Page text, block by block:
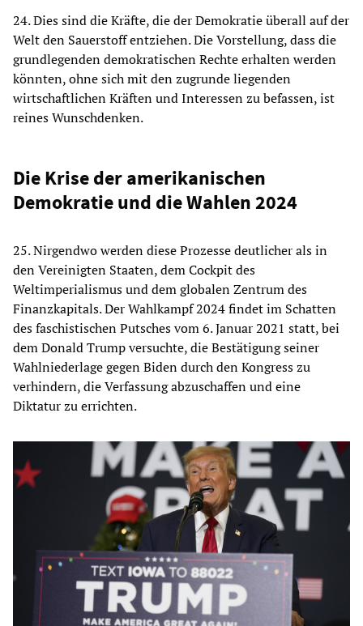
24. Dies sind die Kräfte, die der Demokratie überall auf der
Welt den Sauerstoff entziehen. Die Vorstellung, dass die
grundlegenden demokratischen Rechte erhalten werden
könnten, ohne sich mit den zugrunde liegenden
wirtschaftlichen Kräften und Interessen zu befassen, ist
reines Wunschdenken.
Die Krise der amerikanischen
Demokratie und die Wahlen 2024
25. Nirgendwo werden diese Prozesse deutlicher als in
den Vereinigten Staaten, dem Cockpit des
Weltimperialismus und dem globalen Zentrum des
Finanzkapitals. Der Wahlkampf 2024 findet im Schatten
des faschistischen Putsches vom 6. Januar 2021 statt, bei
dem Donald Trump versuchte, die Bestätigung seiner
Wahlniederlage gegen Biden durch den Kongress zu
verhindern, die Verfassung abzuschaffen und eine
Diktatur zu errichten.